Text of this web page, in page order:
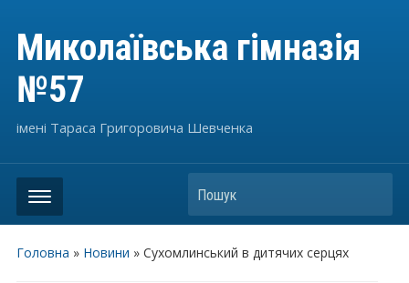
Миколаївська гімназія
№57
імені Тараса Григоровича Шевченка
Пошук
Головна » Новини » Сухомлинський в дитячих серцях